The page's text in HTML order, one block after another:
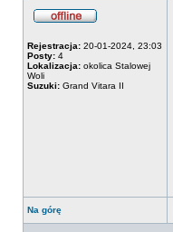
Rejestracja: 20-01-2024, 23:03
Posty: 4
Lokalizacja: okolica Stalowej
Woli
Suzuki: Grand Vitara II
Na górę